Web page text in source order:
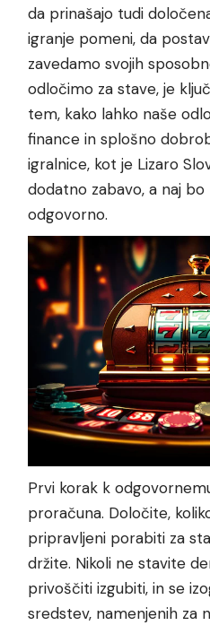
da prinašajo tudi
igranje pomeni, da
zavedamo svojih
odločimo za stave, je
tem, kako lahko naše
finance in splošno
igralnice, kot je Lizaro
dodatno zabavo, a naj
odgovorno.
Prvi korak k
proračuna. Določite,
pripravljeni porabiti za
držite. Nikoli ne stavite
privoščiti izgubiti, in se
sredstev, namenjenih za